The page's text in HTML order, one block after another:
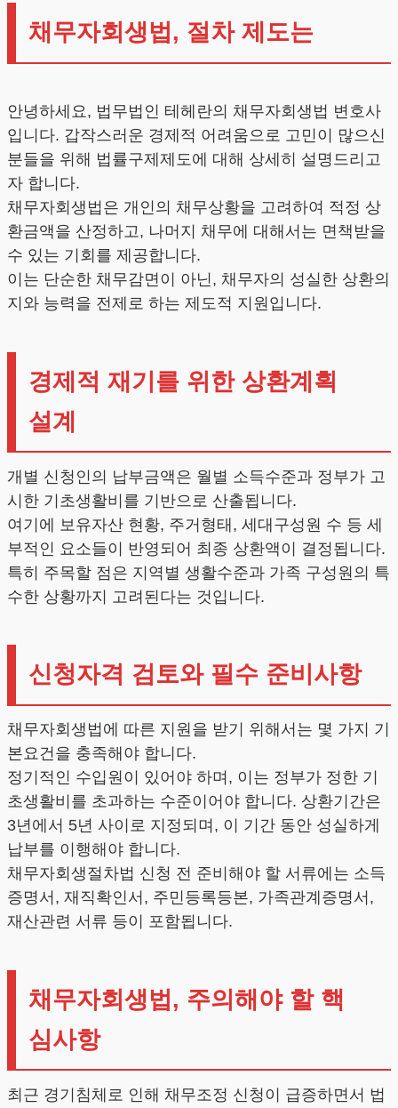
채무자회생법, 절차 제도는
안녕하세요, 법무법인 테헤란의 채무자회생법 변호사
입니다. 갑작스러운 경제적 어려움으로 고민이 많으신
분들을 위해 법률구제제도에 대해 상세히 설명드리고
자 합니다.
채무자회생법은 개인의 채무상황을 고려하여 적정 상
환금액을 산정하고, 나머지 채무에 대해서는 면책받을
수 있는 기회를 제공합니다.
이는 단순한 채무감면이 아닌, 채무자의 성실한 상환의
지와 능력을 전제로 하는 제도적 지원입니다.
경제적 재기를 위한 상환계획
설계
개별 신청인의 납부금액은 월별 소득수준과 정부가 고
시한 기초생활비를 기반으로 산출됩니다.
여기에 보유자산 현황, 주거형태, 세대구성원 수 등 세
부적인 요소들이 반영되어 최종 상환액이 결정됩니다.
특히 주목할 점은 지역별 생활수준과 가족 구성원의 특
수한 상황까지 고려된다는 것입니다.
신청자격 검토와 필수 준비사항
채무자회생법에 따른 지원을 받기 위해서는 몇 가지 기
본요건을 충족해야 합니다.
정기적인 수입원이 있어야 하며, 이는 정부가 정한 기
초생활비를 초과하는 수준이어야 합니다. 상환기간은
3년에서 5년 사이로 지정되며, 이 기간 동안 성실하게
납부를 이행해야 합니다.
채무자회생절차법 신청 전 준비해야 할 서류에는 소득
증명서, 재직확인서, 주민등록등본, 가족관계증명서,
재산관련 서류 등이 포함됩니다.
채무자회생법, 주의해야 할 핵
심사항
최근 경기침체로 인해 채무조정 신청이 급증하면서 법